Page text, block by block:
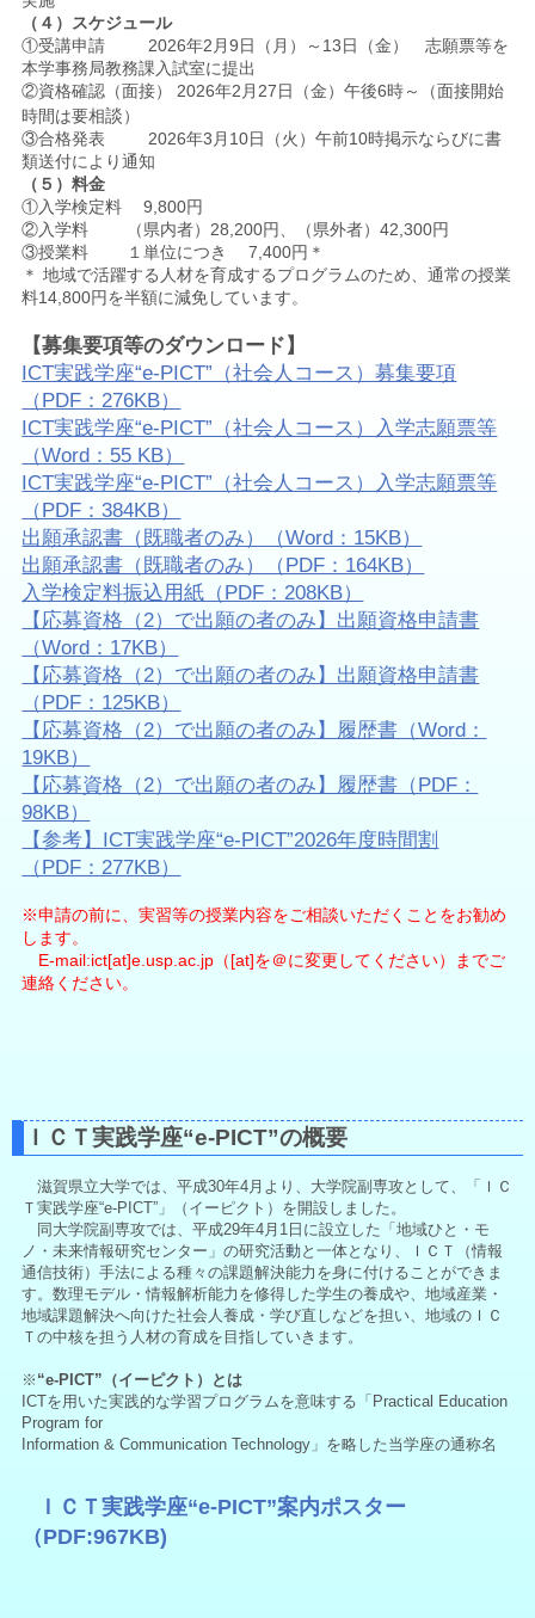
（４）スケジュール
①受講申請 2026年2月9日（月）～13日（金） 志願票等を
本学事務局教務課入試室に提出
②資格確認（面接） 2026年2月27日（金）午後6時～（面接開始
時間は要相談）
③合格発表 2026年3月10日（火）午前10時掲示ならびに書
類送付により通知
（５）料金
①入学検定料 9,800円
②入学料 （県内者）28,200円、（県外者）42,300円
③授業料 １単位につき 7,400円＊
＊ 地域で活躍する人材を育成するプログラムのため、通常の授業
料14,800円を半額に減免しています。
【募集要項等のダウンロード】
ICT実践学座“e-PICT”（社会人コース）募集要項
（PDF：276KB）
ICT実践学座“e-PICT”（社会人コース）入学志願票等
（Word：55 KB）
ICT実践学座“e-PICT”（社会人コース）入学志願票等
（PDF：384KB）
出願承認書（既職者のみ）（Word：15KB）
出願承認書（既職者のみ）（PDF：164KB）
入学検定料振込用紙（PDF：208KB）
【応募資格（2）で出願の者のみ】出願資格申請書
（Word：17KB）
【応募資格（2）で出願の者のみ】出願資格申請書
（PDF：125KB）
【応募資格（2）で出願の者のみ】履歴書（Word：
19KB）
【応募資格（2）で出願の者のみ】履歴書（PDF：
98KB）
【参考】ICT実践学座“e-PICT”2026年度時間割
（PDF：277KB）
※申請の前に、実習等の授業内容をご相談いただくことをお勧め
します。
E-mail:ict[at]e.usp.ac.jp（[at]を＠に変更してください）までご
連絡ください。
ＩＣＴ実践学座“e-PICT”の概要
滋賀県立大学では、平成30年4月より、大学院副専攻として、「ＩＣ
Ｔ実践学座“e-PICT”」（イーピクト）を開設しました。
同大学院副専攻では、平成29年4月1日に設立した「地域ひと・モ
ノ・未来情報研究センター」の研究活動 と一体となり、ＩＣＴ（情報
通信技術）手法による種々の課題解決能力を身に付けることができま
す。数理モデル・情報解析能力を修得した学生の養成や、地域産業・
地域課題解決へ向けた社会人養成・学び直しなどを担い、地域のＩＣ
Ｔの中核を担う人材の育成を目指していきます。
※ “e-PICT”（イーピクト）とは
ICTを用いた実践的な学習プログラムを意味する「Practical Education
Program for
Information & Communication Technology」を略した当学座の通称名
ＩＣＴ実践学座“e-PICT”案内ポスター
（PDF:967KB)